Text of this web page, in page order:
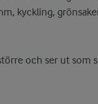
kyckling,
och ser ut som